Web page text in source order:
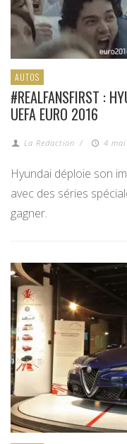
AUTOS
#REALFANSFIRST :
UEFA EURO 2016
La Redaction / 4
Hyundai déploie son
avec des séries
gagner.